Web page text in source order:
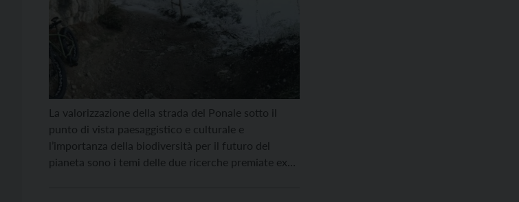
La valorizzazione della strada del Ponale sotto il
punto di vista paesaggistico e culturale e
l’importanza della biodiversità per il futuro del
pianeta sono i temi delle due ricerche premiate ex